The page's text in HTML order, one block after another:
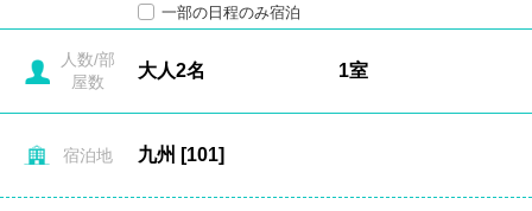
一部の日程のみ宿泊
人数/部
屋数
宿泊地